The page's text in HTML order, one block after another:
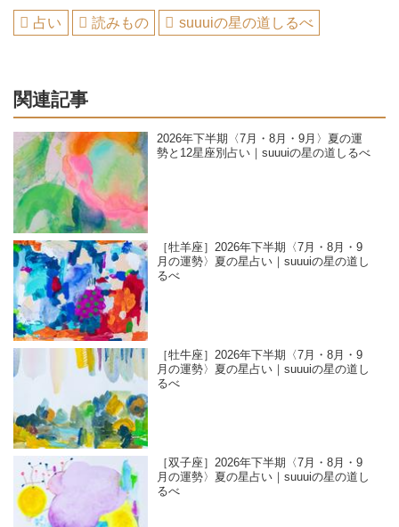
占い 読みもの suuuiの星の道しるべ
関連記事
2026年下半期〈7月・8月・9月〉夏の運
勢と12星座別占い｜suuuiの星の道しるべ
［牡羊座］2026年下半期〈7月・8月・9
月の運勢〉夏の星占い｜suuuiの星の道し
るべ
［牡牛座］2026年下半期〈7月・8月・9
月の運勢〉夏の星占い｜suuuiの星の道し
るべ
［双子座］2026年下半期〈7月・8月・9
月の運勢〉夏の星占い｜suuuiの星の道し
るべ